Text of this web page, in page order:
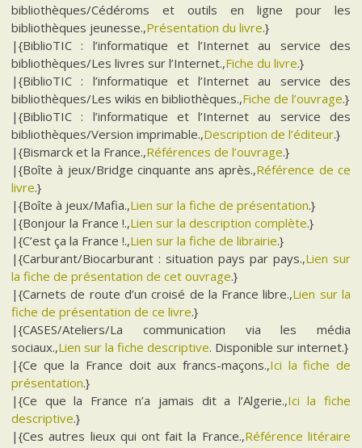
bibliothèques/Cédéroms et outils en ligne pour les
bibliothèques jeunesse.,Présentation du livre.}
|{BiblioTIC : l’informatique et l’Internet au service des
bibliothèques/Les livres sur l’Internet.,Fiche du livre.}
|{BiblioTIC : l’informatique et l’Internet au service des
bibliothèques/Les wikis en bibliothèques.,Fiche de l’ouvrage.}
|{BiblioTIC : l’informatique et l’Internet au service des
bibliothèques/Version imprimable.,Description de l’éditeur.}
|{Bismarck et la France.,Références de l’ouvrage.}
|{Boîte à jeux/Bridge cinquante ans après.,Référence de ce
livre.}
|{Boîte à jeux/Mafia.,Lien sur la fiche de présentation.}
|{Bonjour la France !.,Lien sur la description complète.}
|{C’est ça la France !.,Lien sur la fiche de librairie.}
|{Carburant/Biocarburant : situation pays par pays.,Lien sur
la fiche de présentation de cet ouvrage.}
|{Carnets de route d’un croisé de la France libre.,Lien sur la
fiche de présentation de ce livre.}
|{CASES/Ateliers/La communication via les média
sociaux.,Lien sur la fiche descriptive. Disponible sur internet.}
|{Ce que la France doit aux francs-maçons.,Ici la fiche de
présentation.}
|{Ce que la France n’a jamais dit a l’Algerie.,Ici la fiche
descriptive.}
|{Ces autres lieux qui ont fait la France.,Référence litéraire